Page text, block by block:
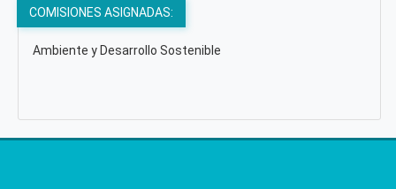
COMISIONES ASIGNADAS:
Ambiente y Desarrollo Sostenible